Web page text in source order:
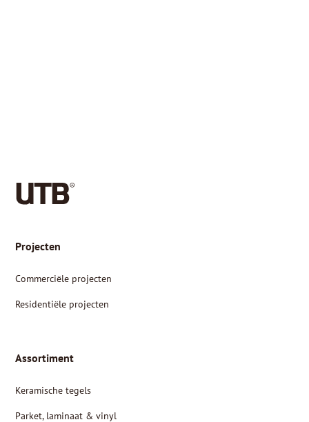
Projecten
Commerciële projecten
Residentiële projecten
Assortiment
Keramische tegels
Parket, laminaat & vinyl